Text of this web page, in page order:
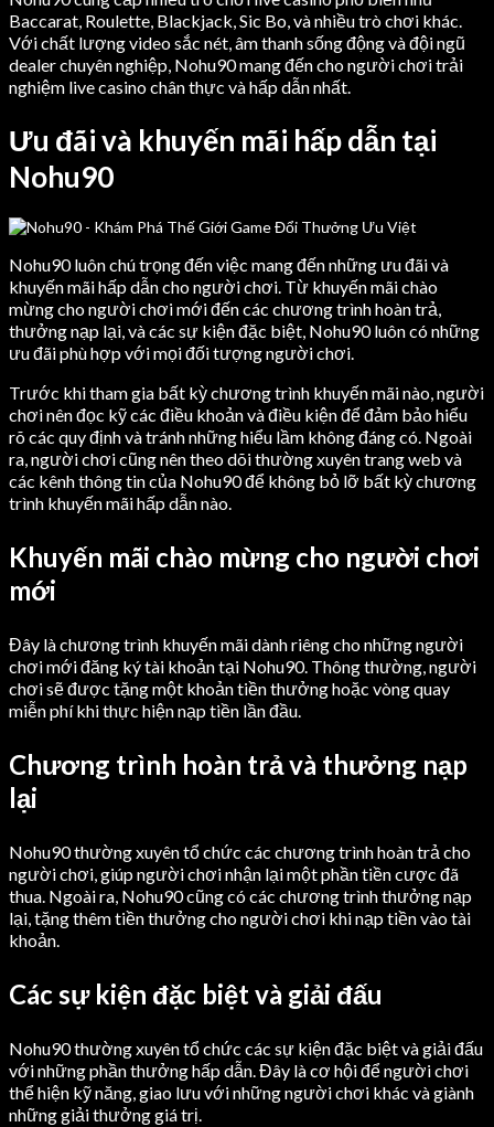
Baccarat, Roulette, Blackjack, Sic Bo, và nhiều trò chơi khác.
Với chất lượng video sắc nét, âm thanh sống động và đội ngũ
dealer chuyên nghiệp, Nohu90 mang đến cho người chơi trải
nghiệm live casino chân thực và hấp dẫn nhất.
Ưu đãi và khuyến mãi hấp dẫn tại
Nohu90
Nohu90 luôn chú trọng đến việc mang đến những ưu đãi và
khuyến mãi hấp dẫn cho người chơi. Từ khuyến mãi chào
mừng cho người chơi mới đến các chương trình hoàn trả,
thưởng nạp lại, và các sự kiện đặc biệt, Nohu90 luôn có những
ưu đãi phù hợp với mọi đối tượng người chơi.
Trước khi tham gia bất kỳ chương trình khuyến mãi nào, người
chơi nên đọc kỹ các điều khoản và điều kiện để đảm bảo hiểu
rõ các quy định và tránh những hiểu lầm không đáng có. Ngoài
ra, người chơi cũng nên theo dõi thường xuyên trang web và
các kênh thông tin của Nohu90 để không bỏ lỡ bất kỳ chương
trình khuyến mãi hấp dẫn nào.
Khuyến mãi chào mừng cho người chơi
mới
Đây là chương trình khuyến mãi dành riêng cho những người
chơi mới đăng ký tài khoản tại Nohu90. Thông thường, người
chơi sẽ được tặng một khoản tiền thưởng hoặc vòng quay
miễn phí khi thực hiện nạp tiền lần đầu.
Chương trình hoàn trả và thưởng nạp
lại
Nohu90 thường xuyên tổ chức các chương trình hoàn trả cho
người chơi, giúp người chơi nhận lại một phần tiền cược đã
thua. Ngoài ra, Nohu90 cũng có các chương trình thưởng nạp
lại, tặng thêm tiền thưởng cho người chơi khi nạp tiền vào tài
khoản.
Các sự kiện đặc biệt và giải đấu
Nohu90 thường xuyên tổ chức các sự kiện đặc biệt và giải đấu
với những phần thưởng hấp dẫn. Đây là cơ hội để người chơi
thể hiện kỹ năng, giao lưu với những người chơi khác và giành
những giải thưởng giá trị.